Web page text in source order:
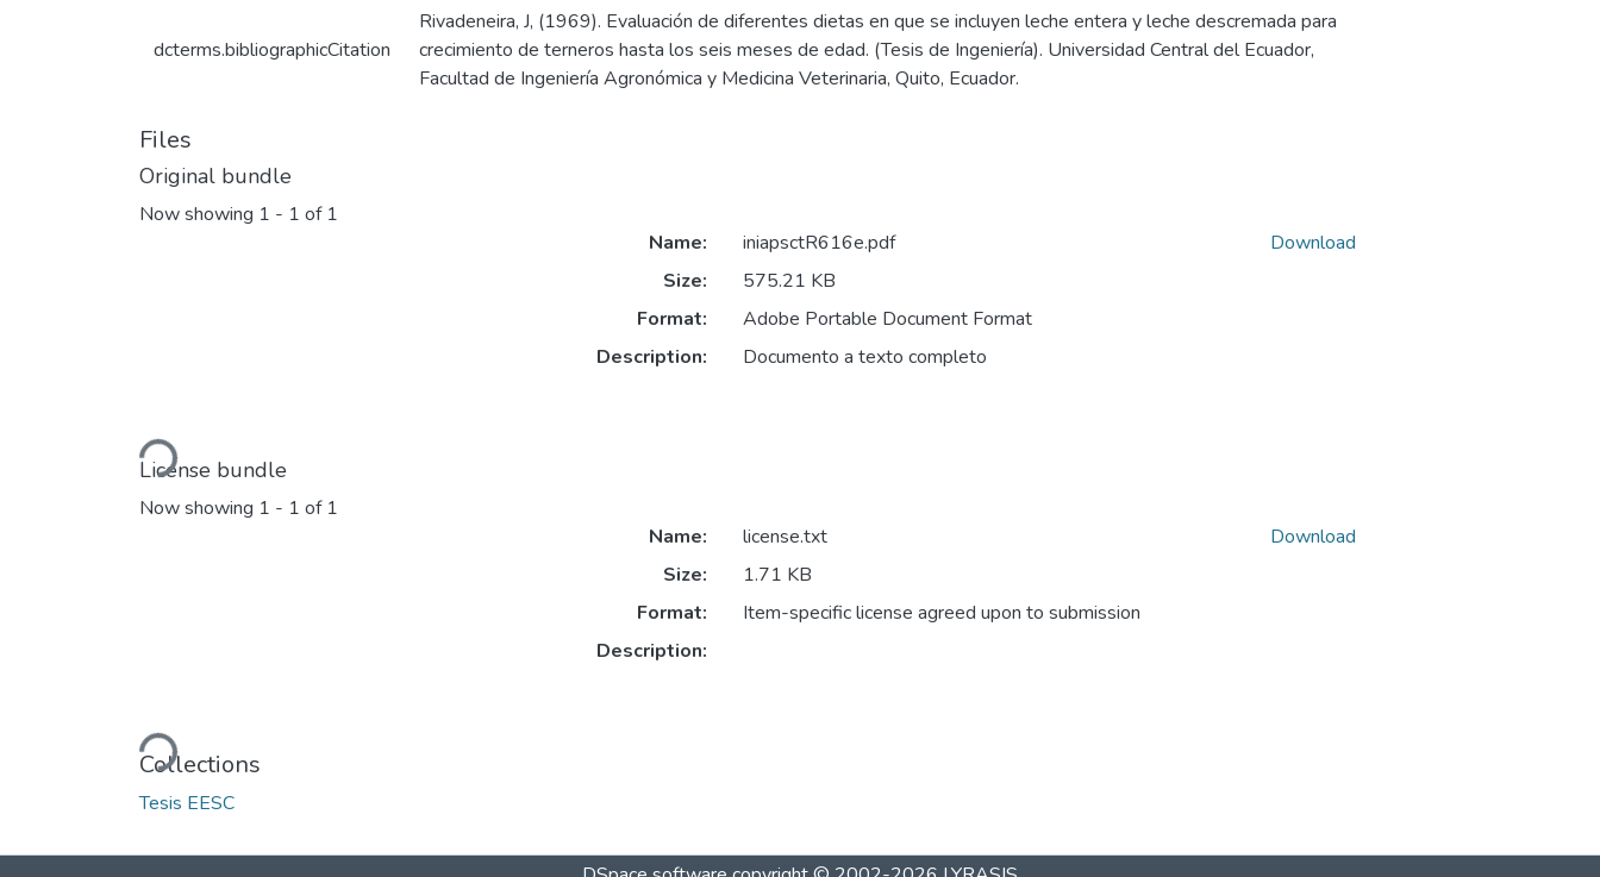
dcterms.bibliographicCitation
Rivadeneira, J, (1969). Evaluación de diferentes dietas en que se incluyen leche entera y leche descremada para
crecimiento de terneros hasta los seis meses de edad. (Tesis de Ingeniería). Universidad Central del Ecuador,
Facultad de Ingeniería Agronómica y Medicina Veterinaria, Quito, Ecuador.
Files
Original bundle
Now showing 1 - 1 of 1
Loading...
Name:
iniapsctR616e.pdf
Size:
575.21 KB
Format:
Adobe Portable Document Format
Description:
Documento a texto completo
Download
License bundle
Now showing 1 - 1 of 1
Loading...
Name:
license.txt
Size:
1.71 KB
Format:
Item-specific license agreed upon to submission
Description:
Download
Collections
Tesis EESC